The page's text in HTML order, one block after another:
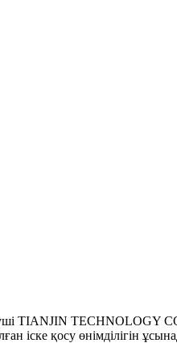
TIANJIN
іске қосу өнімділігін